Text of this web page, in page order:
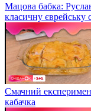
Мацова бабка:
класичну єврейську
Смачний
кабачка